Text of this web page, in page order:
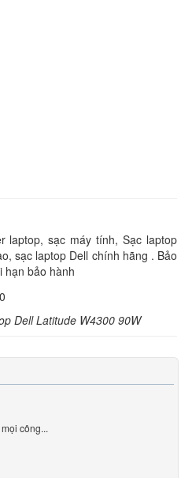
laptop, sạc máy tính, Sạc laptop
sạc laptop Dell chính hãng . Bảo
hạn bảo hành
Dell Latitude W4300 90W
công...